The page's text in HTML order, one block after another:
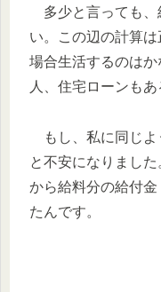
多少と言っても、
い。この辺の計算
場合生活するのは
人、住宅ローンもあ
もし、私に同じよ
と不安になりまし
から給料分の給付
たんです。